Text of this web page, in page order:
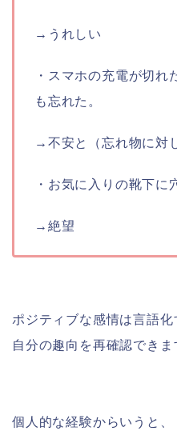
→うれしい
・スマホの充電が切れ
も忘れた。
→不安と（忘れ物に対
・お気に入りの靴下に
→絶望
ポジティブな感情は言語化
自分の趣向を再確認できま
個人的な経験からいうと、